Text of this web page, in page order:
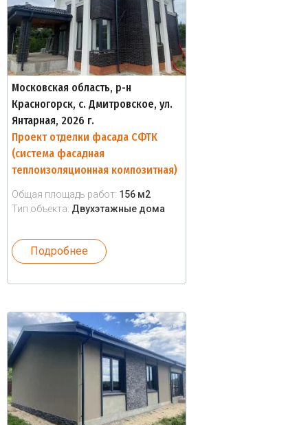
Московская область, р-н
Красногорск, с. Дмитровское, ул.
Янтарная, 2026 г.
Проект отделки фасада СФТК
(система фасадная
теплоизоляционная композитная)
Общая площадь работ: 156 м2
Тип объекта: Двухэтажные дома
Подробнее